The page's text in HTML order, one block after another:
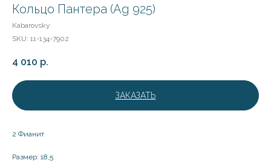
Кольцо Пантера (Ag 925)
Kabarovsky
SKU: 11-134-7902
4 010 р.
ЗАКАЗАТЬ
2 Фианит
Размер: 18,5